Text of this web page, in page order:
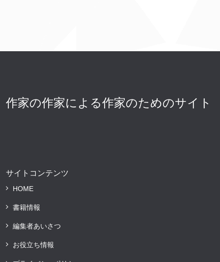
作家の作家による作家のためのサイト
サイトコンテンツ
HOME
書籍情報
編集者あいさつ
お役立ち情報